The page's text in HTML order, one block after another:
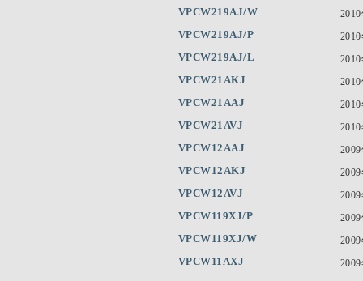
VPCW219AJ/W
VPCW219AJ/P
VPCW219AJ/L
VPCW21AKJ
VPCW21AAJ
VPCW21AVJ
VPCW12AAJ
VPCW12AKJ
VPCW12AVJ
VPCW119XJ/P
VPCW119XJ/W
VPCW11AXJ